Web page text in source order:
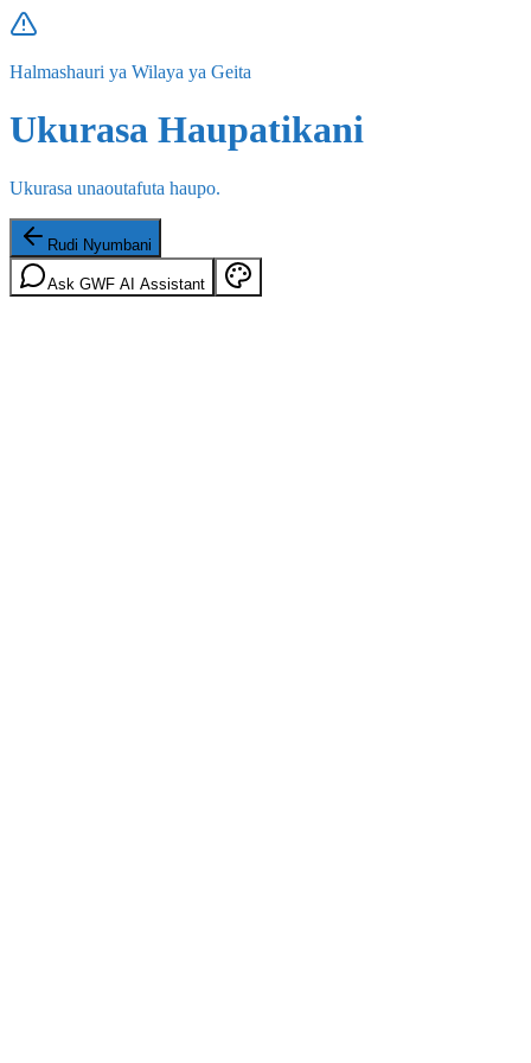
Halmashauri ya Wilaya ya Geita
Ukurasa Haupatikani
Ukurasa unaoutafuta haupo.
Rudi Nyumbani
Ask GWF AI Assistant